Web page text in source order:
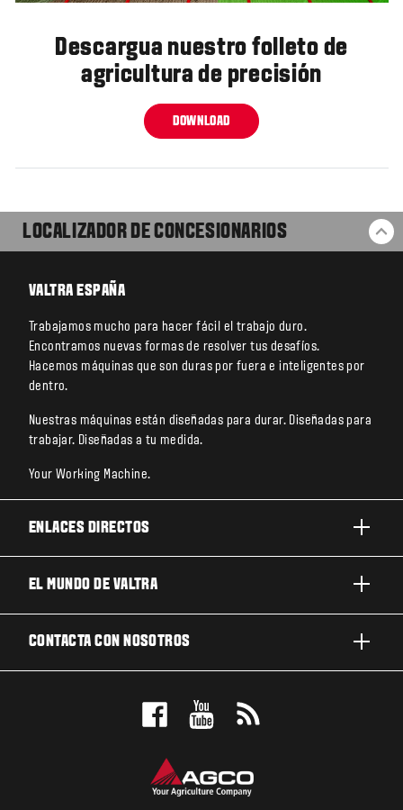
Descargua nuestro folleto de
agricultura de precisión
DOWNLOAD
LOCALIZADOR DE CONCESIONARIOS
VALTRA ESPAÑA
Trabajamos mucho para hacer fácil el trabajo duro.
Encontramos nuevas formas de resolver tus desafíos.
Hacemos máquinas que son duras por fuera e inteligentes por
dentro.
Nuestras máquinas están diseñadas para durar. Diseñadas para
trabajar. Diseñadas a tu medida.
Your Working Machine.
ENLACES DIRECTOS
TECNOLOGÍA
EL MUNDO DE VALTRA
CONTACTA CON NOSOTROS
RESERVE UNA PRUEBA DE MANEJO
LOCALIZADOR DE CONCESIONARIOS